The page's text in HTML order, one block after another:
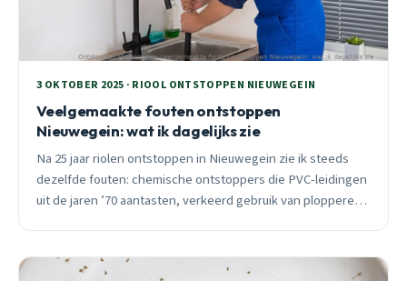
3 OKTOBER 2025 · RIOOL ONTSTOPPEN NIEUWEGEIN
Veelgemaakte fouten ontstoppen
Nieuwegein: wat ik dagelijks zie
Na 25 jaar riolen ontstoppen in Nieuwegein zie ik steeds
dezelfde fouten: chemische ontstoppers die PVC-leidingen
uit de jaren ’70 aantasten, verkeerd gebruik van plopperen,